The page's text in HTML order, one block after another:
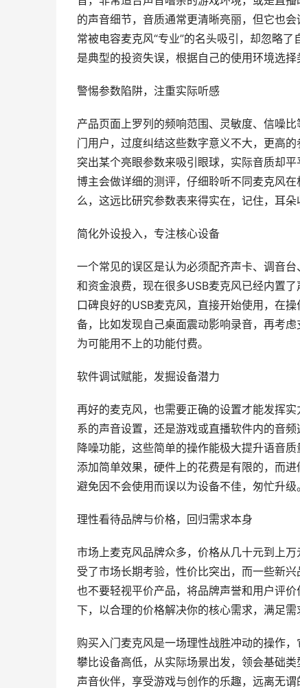
的声音细节，音质通常更清晰亮丽，但它也
常被电容麦克风“专业”的名头吸引，却忽略
是典型的投资失误，根据自己的使用环境选择
警惕参数陷阱，注重实际听感
产品页面上罗列的频响范围、灵敏度、信噪
门用户，过度纠结这些数字意义不大，更高
突出某个亮眼参数来吸引眼球，实际音质却
博主会做详细的测评，仔细聆听不同麦克风
么，这远比研究参数表来得实在，记住，耳朵
简化外设投入，专注核心设备
一个常见的误区是认为必须配齐声卡、调音
和资金浪费，现在很多USB麦克风已经内置
口碑良好的USB麦克风，直接开始使用，在
备，比如发现自己桌面震动影响录音，再考
为可能用不上的功能付费。
软件调试赋能，发掘设备潜力
再好的麦克风，也需要正确的设置才能发挥
系的声音设置，还是游戏或直播软件内的音
降噪功能，这些简单的操作能极大提升语音
添加简单效果，硬件上的花费是有限的，而
避免因不会使用而误以为设备不佳，匆忙升级
理性看待品牌与价格，回归需求本身
市场上麦克风品牌众多，价格从几十元到上
受了市场长期考验，性价比突出，而一些新
也不要轻视平价产品，将品牌声誉和用户评
下，以合理的价格解决你的核心需求，满足
购买入门麦克风是一场理性战胜冲动的操作
攀比设备高低，从实际场景出发，领会基础
声音伙伴，享受游戏与创作的乐趣，远离无谓